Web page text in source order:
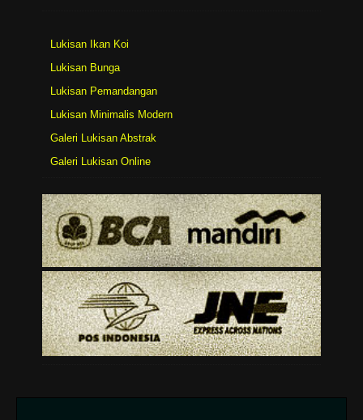
Lukisan Ikan Koi
Lukisan Bunga
Lukisan Pemandangan
Lukisan Minimalis Modern
Galeri Lukisan Abstrak
Galeri Lukisan Online